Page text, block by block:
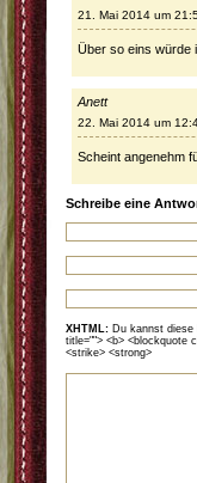
21. Mai 2014 um
Über so eins würde
Anett
22. Mai 2014 um
Scheint angenehm
Schreibe eine
XHTML: Du kannst diese
title=""> <b> <blockquote
<strike> <strong>